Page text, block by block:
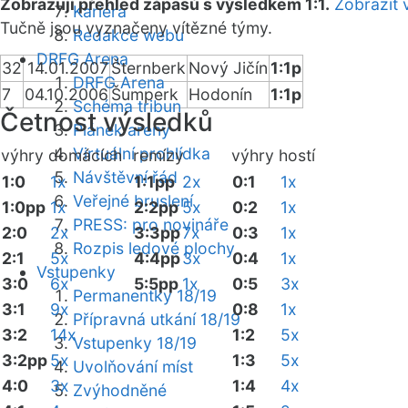
Kariéra
Redakce webu
DRFG Arena
DRFG Arena
Schéma tribun
Plánek areny
Virtuální prohlídka
Návštěvní řád
Veřejné bruslení
PRESS: pro novináře
Rozpis ledové plochy
Vstupenky
Permanentky 18/19
Přípravná utkání 18/19
Vstupenky 18/19
Uvolňování míst
Zvýhodněné
Zobrazuji přehled zápasů s výsledkem 1:1. Zobrazit
Tučně jsou vyznačeny vítězné týmy.
32 14.01.2007Šternberk Nový Jičín 1:1p
7
04.10.2006Šumperk Hodonín 1:1p
Četnost výsledků
výhry domácíchremízy výhry hostí
1:0
1x
1:0pp 1x
2:0
2x
2:1
5x
3:0
6x
3:1
9x
3:2
14x
3:2pp5x
4:0
3x
1:1pp 2x
2:2pp5x
3:3pp7x
4:4pp3x
5:5pp 1x
0:1
1x
0:2
1x
0:3
1x
0:4
1x
0:5
3x
0:8
1x
1:2
5x
1:3
5x
1:4
4x